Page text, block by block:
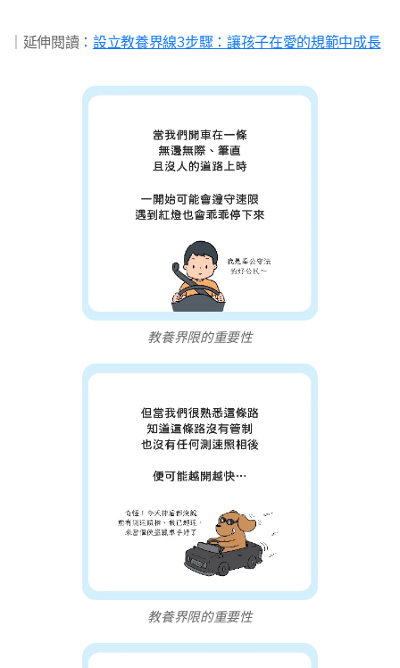
​｜延伸閱讀：設立教養界線3步驟：讓孩子在愛的規範中成長
教養界限的重要性
教養界限的重要性